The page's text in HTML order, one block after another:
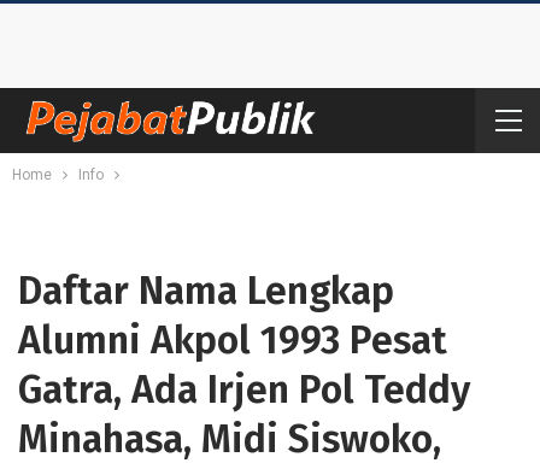
Home Info
Daftar Nama Lengkap
Alumni Akpol 1993 Pesat
Gatra, Ada Irjen Pol Teddy
Minahasa, Midi Siswoko,